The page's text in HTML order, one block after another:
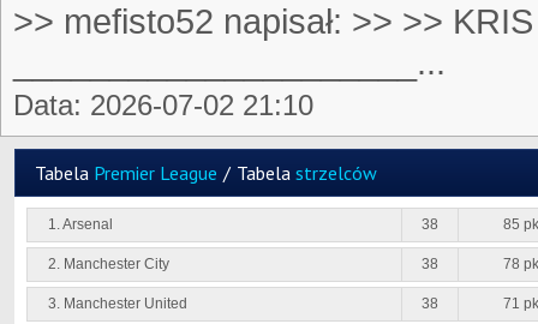
>> mefisto52 napisał: >> >>
_____________________...
Data: 2026-07-02 21:10
Tabela Premier League / Tabela strzelców
1. Arsenal 38 85
2. Manchester City 38 78
3. Manchester United 38 71